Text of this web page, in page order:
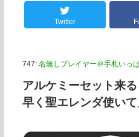
Twitter
747: 名無しプレイヤー＠手札いっ
アルケミーセット来
早く聖エレンダ使い